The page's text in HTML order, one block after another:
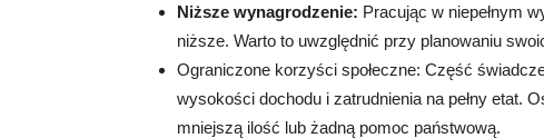
Niższe wynagrodzenie: Pracując w niepełnym
niższe. Warto to uwzględnić przy planowaniu
Ograniczone korzyści społeczne: Część
wysokości dochodu i zatrudnienia na pełny etat.
mniejszą ilość lub żadną pomoc państwową.